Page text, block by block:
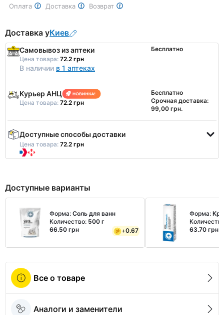
Оплата
Доставка Возврат
Доставка уКиев
Самовывоз из аптеки
Цена товара: 72.2 грн
В наличии в 1 аптеках
Бесплатно
Курьер АНЦ
Цена товара: 72.2 грн
Бесплатно
Срочная доставка:
99,00 грн.
Доступные способы доставки
Цена товара: 72.2 грн
Доступные варианты
Форма: Соль для ванн
Количество: 500 г
66.50 грн
+0.67
Форма:
63.70 грн
Все о товаре
Аналоги и заменители